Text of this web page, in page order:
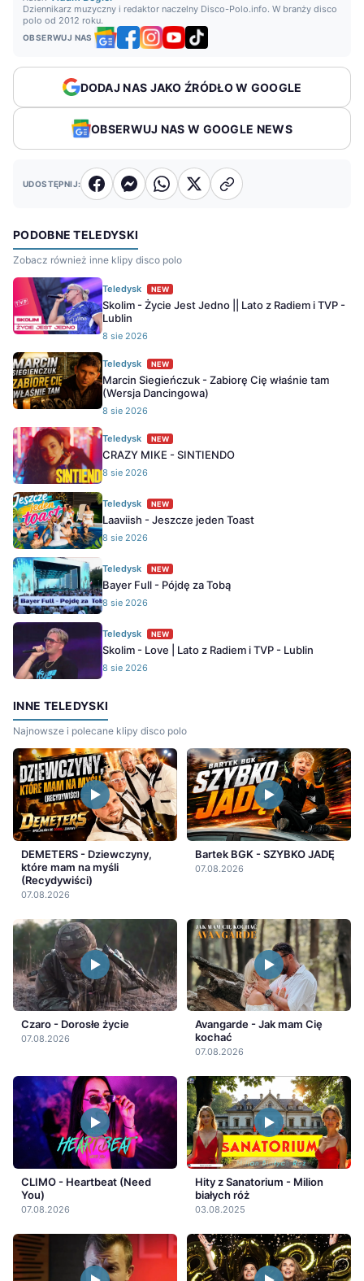
Dziennikarz muzyczny i redaktor naczelny Disco-Polo.info. W branży disco
polo od 2012 roku.
OBSERWUJ NAS
DODAJ NAS JAKO ŹRÓDŁO W GOOGLE
OBSERWUJ NAS W GOOGLE NEWS
UDOSTĘPNIJ:
PODOBNE TELEDYSKI
Zobacz również inne klipy disco polo
Teledysk NEW
Skolim - Życie Jest Jedno || Lato z Radiem i TVP -
Lublin
8 sie 2026
Teledysk NEW
Marcin Siegieńczuk - Zabiorę Cię właśnie tam
(Wersja Dancingowa)
8 sie 2026
Teledysk NEW
CRAZY MIKE - SINTIENDO
8 sie 2026
Teledysk NEW
Laaviish - Jeszcze jeden Toast
8 sie 2026
Teledysk NEW
Bayer Full - Pójdę za Tobą
8 sie 2026
Teledysk NEW
Skolim - Love | Lato z Radiem i TVP - Lublin
8 sie 2026
INNE TELEDYSKI
Najnowsze i polecane klipy disco polo
DEMETERS - Dziewczyny,
które mam na myśli
(Recydywiści)
07.08.2026
Bartek BGK - SZYBKO JADĘ
07.08.2026
Czaro - Dorosłe życie
07.08.2026
Avangarde - Jak mam Cię
kochać
07.08.2026
CLIMO - Heartbeat (Need
You)
07.08.2026
Hity z Sanatorium - Milion
białych róż
03.08.2025